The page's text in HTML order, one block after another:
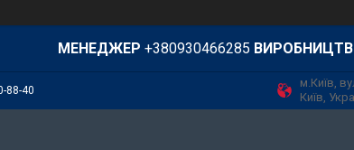
МЕНЕДЖЕР +380930466285
88-40
м.Київ,
Київ,